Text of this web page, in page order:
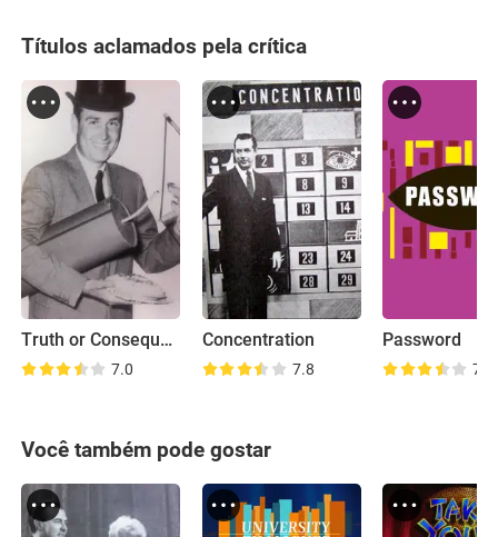
Títulos aclamados pela crítica
Truth or Consequences
7.0
Concentration
7.8
Password
7.4
Você também pode gostar